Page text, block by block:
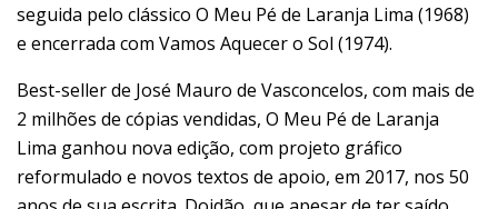
seguida pelo clássico O Meu Pé de Laranja Lima (1968)
e encerrada com Vamos Aquecer o Sol (1974).
Best-seller de José Mauro de Vasconcelos, com mais de
2 milhões de cópias vendidas, O Meu Pé de Laranja
Lima ganhou nova edição, com projeto gráfico
reformulado e novos textos de apoio, em 2017, nos 50